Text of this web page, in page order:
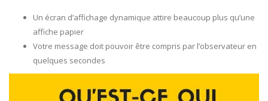
Un écran d’affichage dynamique attire beaucoup plus qu’une
affiche papier
Votre message doit pouvoir être compris par l’observateur en
quelques secondes